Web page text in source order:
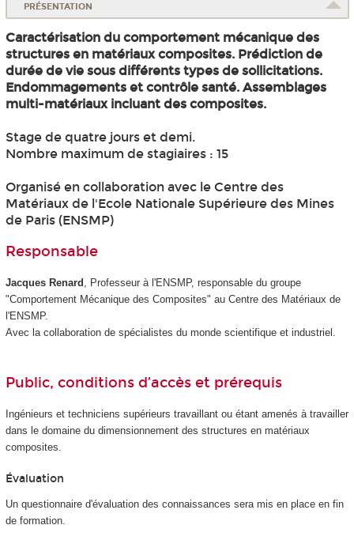
PRÉSENTATION
Caractérisation du comportement mécanique des
structures en matériaux composites. Prédiction de
durée de vie sous différents types de sollicitations.
Endommagements et contrôle santé. Assemblages
multi-matériaux incluant des composites.
Stage de quatre jours et demi.
Nombre maximum de stagiaires : 15
Organisé en collaboration avec le Centre des
Matériaux de l'Ecole Nationale Supérieure des Mines
de Paris (ENSMP)
Responsable
Jacques Renard , Professeur à l'ENSMP, responsable du groupe
"Comportement Mécanique des Composites" au Centre des Matériaux de
l'ENSMP.
Avec la collaboration de spécialistes du monde scientifique et industriel.
Public, conditions d’accès et prérequis
Ingénieurs et techniciens supérieurs travaillant ou étant amenés à travailler
dans le domaine du dimensionnement des structures en matériaux
composites.
Évaluation
Un questionnaire d'évaluation des connaissances sera mis en place en fin
de formation.